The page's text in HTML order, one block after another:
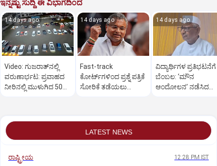
ಇನ್ನಷ್ಟು ಸುದ್ದಿ ಈ ವಿಭಾಗದಿಂದ
14 days ago
Video: ಗುಜರಾತ್‌ನಲ್ಲಿ
ವರುಣಾರ್ಭಟ: ಪ್ರವಾಹದ
ನೀರಿನಲ್ಲಿ ಮುಳುಗಿದ 50ಕ್ಕೂ
14 days ago
Fast-track
ಕೋರ್ಟ್‌ಗಳಿಂದ ಪ್ರಶ್ನೆ ಪತ್ರಿಕೆ
ಸೋರಿಕೆ ತಡೆಯಲು
14 days ago
ವಿದ್ಯಾರ್ಥಿಗಳ ಪ್ರತಿಭಟನೆಗೆ
ಬೆಂಬಲ: ‘ಮೌನ
ಆಂದೋಲನ’ ನಡೆಸಿದ
LATEST NEWS
ರಾಷ್ಟ್ರೀಯ 12:28 PM IST